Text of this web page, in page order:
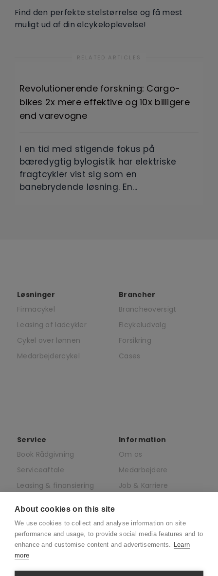
Find den perfekte stelstørrelse og få mest
muligt ud af din elcykeloplevelse!
RELATED ARTICLES
Revolutionerende forskning: Cargo-
bikes 2x mere effektive og 10x billigere
end varevogne
I en tid med stigende fokus på
bæredygtig bylogistik har elektriske
fragtcykler vist sig som en
banebrydende løsning. En...
Løsninger
Firmacykel
Leasing af ladcykler
Cykel over lønnen
Medarbejdercykel
Brancher
Brancheoversigt
Elcykeludvalg
Forsikring
Cases
Service
Book Rådgivning
Serviceaftale
Leasing & finansiering
af elcykler
Information
Om os
Medarbejdere
Job & Karriere
CSR
About cookies on this site
We use cookies to collect and analyse information on site
performance and usage, to provide social media features and to
enhance and customise content and advertisements. Learn
more